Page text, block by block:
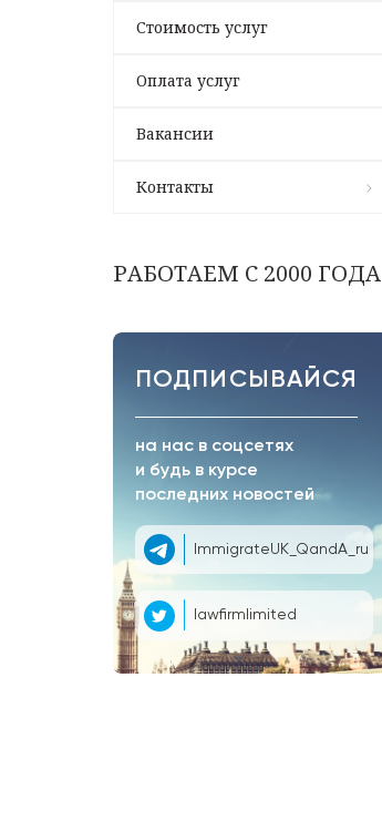
Стоимость услуг
Оплата услуг
Вакансии
Контакты
РАБОТАЕМ С 2000 ГОДА
ПОДПИСЫВАЙСЯ
на нас в соцсетях
и будь в курсе
последних новостей
ImmigrateUK_QandA_ru
lawfirmlimited